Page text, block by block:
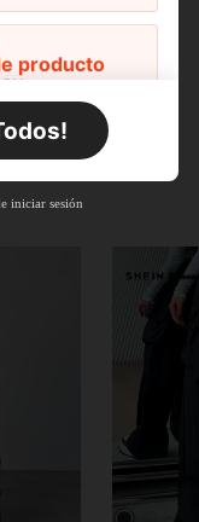
producto
producto
producto
iniciar sesión